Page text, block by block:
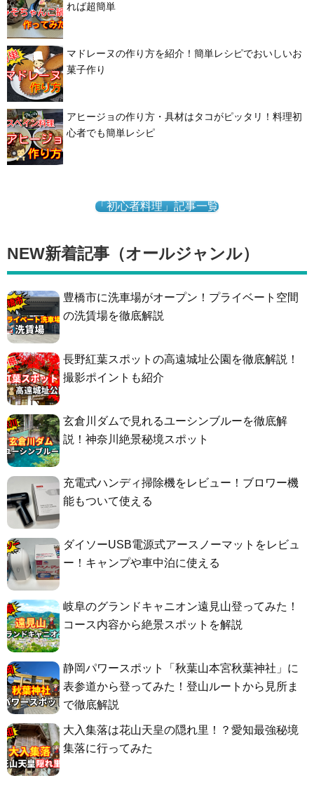
れば超簡単
マドレーヌの作り方を紹介！簡単レシピでおいしいお
菓子作り
アヒージョの作り方・具材はタコがピッタリ！料理初
心者でも簡単レシピ
「初心者料理」記事一覧
NEW新着記事（オールジャンル）
豊橋市に洗車場がオープン！プライベート空間
の洗賃場を徹底解説
長野紅葉スポットの高遠城址公園を徹底解説！
撮影ポイントも紹介
玄倉川ダムで見れるユーシンブルーを徹底解
説！神奈川絶景秘境スポット
充電式ハンディ掃除機をレビュー！ブロワー機
能もついて使える
ダイソーUSB電源式アースノーマットをレビュ
ー！キャンプや車中泊に使える
岐阜のグランドキャニオン遠見山登ってみた！
コース内容から絶景スポットを解説
静岡パワースポット「秋葉山本宮秋葉神社」に
表参道から登ってみた！登山ルートから見所ま
で徹底解説
大入集落は花山天皇の隠れ里！？愛知最強秘境
集落に行ってみた